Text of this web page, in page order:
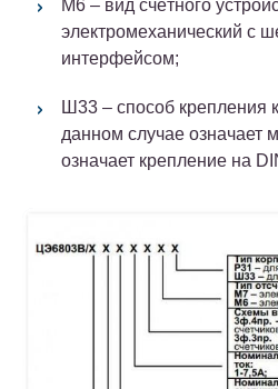
М6 – вид счётного
электромеханический с
интерфейсом;
Ш33 – способ крепления
данном случае означает
означает крепление на